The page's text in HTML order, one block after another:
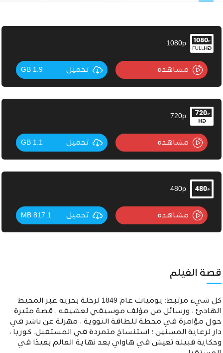
1080p
مشاهدة تحميل 1.9 GB
720p
مشاهدة تحميل 1.1 GB
480p
مشاهدة تحميل 817.1 MB
قصة الفيلم
كل شيء مرتبط: يوميات عام 1849 لرحلة بحرية عبر المحيط
الهادئ ، ورسائل من مؤلف موسيقي لعشيقه ، قصة مثيرة
حول مؤامرة في محطة للطاقة النووية ، مهزلة عن ناشر في
دار لرعاية المسنين ؛ استنساخ متمردة في المستقبل. كوريا ،
وحكاية قبيلة تعيش في هاواي بعد نهاية العالم بعيدًا في